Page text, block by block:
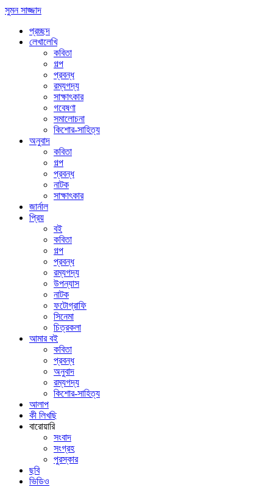
সুমন সাজ্জাদ
প্রচ্ছদ
লেখালেখি
কবিতা
গল্প
প্রবন্ধ
রম্যগদ্য
সাক্ষাৎকার
গবেষণা
সমালোচনা
কিশোর-সাহিত্য
অনুবাদ
কবিতা
গল্প
প্রবন্ধ
নাটক
সাক্ষাৎকার
জার্নাল
প্রিয়
বই
কবিতা
গল্প
প্রবন্ধ
রম্যগদ্য
উপন্যাস
নাটক
ফটোগ্রাফি
সিনেমা
চিত্রকলা
আমার বই
কবিতা
প্রবন্ধ
অনুবাদ
রম্যগদ্য
কিশোর-সাহিত্য
আলাপ
কী লিখছি
বারোয়ারি
সংবাদ
সংগ্রহ
পুরস্কার
ছবি
ভিডিও